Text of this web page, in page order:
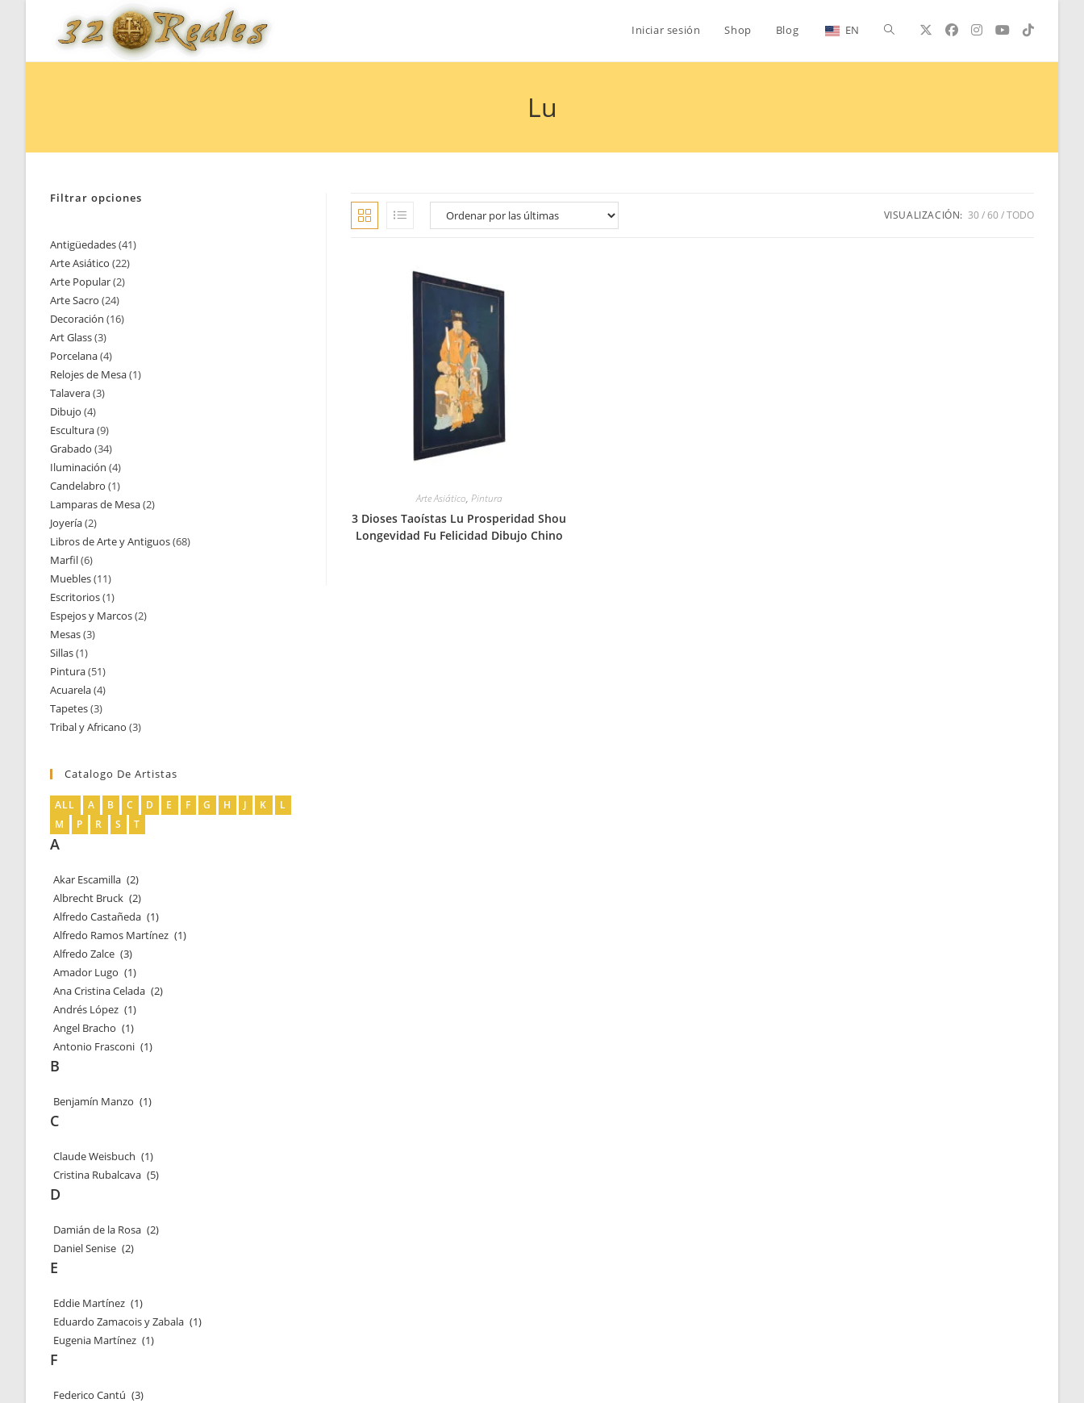
Iniciar sesión Shop Blog EN Alternar
de
la
Lu
VISUALIZACIÓN: 30 60 TODO
Arte Asiático, Pintura
3 Dioses Taoístas Lu Prosperidad Shou
Longevidad Fu Felicidad Dibujo Chino
Filtrar opciones
Antigüedades 4141
Arte Asiático 2222
Arte Popular 22
Arte Sacro 2424
productos
Decoración 1616
Art Glass 33
productos
Porcelana 44
productos
Relojes de Mesa 11
Talavera 33
Dibujo 44
productos
Escultura 99
productos
Grabado 3434
productos
Iluminación 44
productos
Candelabro 11
producto
Lamparas de Mesa 22
Joyería 22
productos
Libros de Arte y Antiguos 6868
Marfil 66
productos
Muebles 1111
productos
Escritorios 11
producto
Espejos y Marcos 22
Mesas 33
Sillas 11
producto
Pintura 5151
productos
Acuarela 44
productos
Tapetes 33
productos
Tribal y Africano 33
Catalogo De Artistas
ALL A B C D E F G H J K
L
M
P R S T
A
Akar Escamilla (2)
Albrecht Bruck (2)
Alfredo Castañeda (1)
Alfredo Ramos Martínez (1)
Alfredo Zalce (3)
Amador Lugo (1)
Ana Cristina Celada (2)
Andrés López (1)
Angel Bracho (1)
Antonio Frasconi (1)
B
Benjamín Manzo (1)
C
Claude Weisbuch (1)
Cristina Rubalcava (5)
D
Damián de la Rosa (2)
Daniel Senise (2)
E
Eddie Martínez (1)
Eduardo Zamacois y Zabala (1)
Eugenia Martínez (1)
F
Federico Cantú (3)